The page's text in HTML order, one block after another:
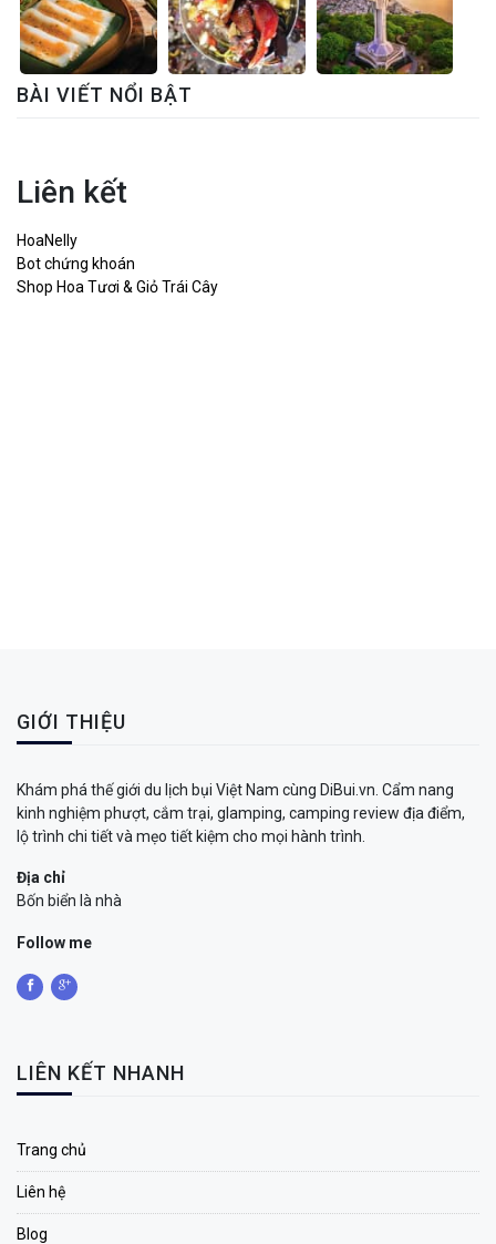
BÀI VIẾT NỔI BẬT
Liên kết
HoaNelly
Bot chứng khoán
Shop Hoa Tươi & Giỏ Trái Cây
GIỚI THIỆU
Khám phá thế giới du lịch bụi Việt Nam cùng DiBui.vn. Cẩm nang
kinh nghiệm phượt, cắm trại, glamping, camping review địa điểm,
lộ trình chi tiết và mẹo tiết kiệm cho mọi hành trình.
Địa chỉ
Bốn biển là nhà
Follow me
LIÊN KẾT NHANH
Trang chủ
Liên hệ
Blog